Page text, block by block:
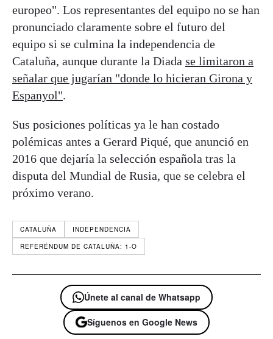
europeo". Los representantes del equipo no se han
pronunciado claramente sobre el futuro del
equipo si se culmina la independencia de
Cataluña, aunque durante la Diada se limitaron a
señalar que jugarían "donde lo hicieran Girona y
Espanyol".
Sus posiciones políticas ya le han costado
polémicas antes a Gerard Piqué, que anunció en
2016 que dejaría la selección española tras la
disputa del Mundial de Rusia, que se celebra el
próximo verano.
CATALUÑA
INDEPENDENCIA
REFERÉNDUM DE CATALUÑA: 1-O
Únete al canal de Whatsapp
Síguenos en Google News